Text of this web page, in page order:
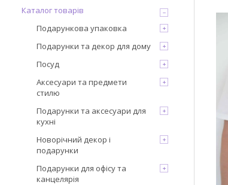
Каталог товарів
Подарункова упаковка
Подарунки та декор для дому
Посуд
Аксесуари та предмети
стилю
Подарунки та аксесуари для
кухні
Новорічний декор і
подарунки
Подарунки для офісу та
канцелярія